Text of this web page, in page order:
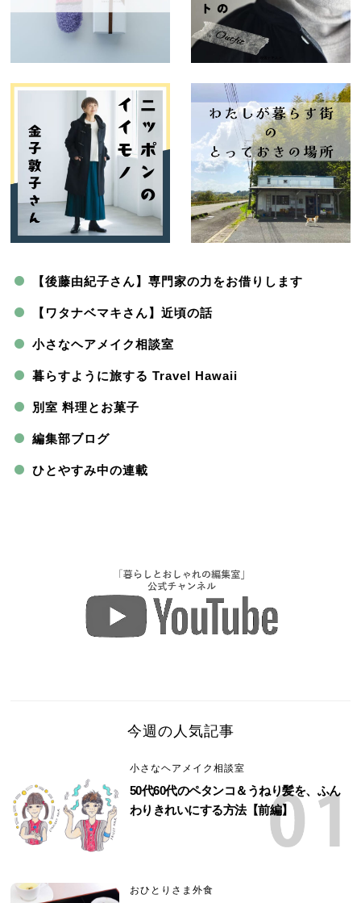
【後藤由紀子さん】専門家の力をお借りします
【ワタナベマキさん】近頃の話
小さなヘアメイク相談室
暮らすように旅する Travel Hawaii
別室 料理とお菓子
編集部ブログ
ひとやすみ中の連載
今週の人気記事
小さなヘアメイク相談室
50代60代のペタンコ＆うねり髪を、ふん
わりきれいにする方法【前編】
おひとりさま外食